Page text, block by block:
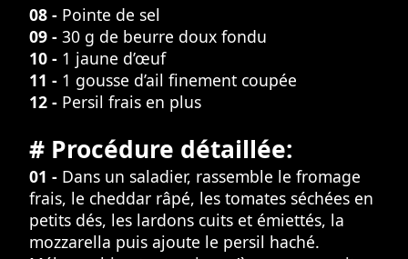
08 - Pointe de sel
09 - 30 g de beurre doux fondu
10 - 1 jaune d’œuf
11 - 1 gousse d’ail finement coupée
12 - Persil frais en plus
# Procédure détaillée:
01 - Dans un saladier, rassemble le fromage
frais, le cheddar râpé, les tomates séchées en
petits dés, les lardons cuits et émiettés, la
mozzarella puis ajoute le persil haché.